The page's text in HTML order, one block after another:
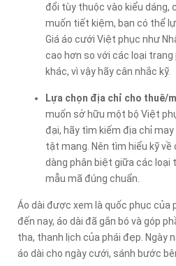
đổi tùy thuộc vào kiểu dáng,
muốn tiết kiệm, bạn có thể
Giá áo cưới Việt phục như
cao hơn so với các loại
khác, vì vậy hãy cân nhắc kỹ.
Lựa chọn địa chỉ cho thuê/
muốn sở hữu một bộ Việt
đại, hãy tìm kiếm địa chỉ
tật mang. Nên tìm hiểu kỹ
dàng phân biệt giữa các loại
mẫu mã đúng chuẩn.
Áo dài được xem là quốc phục của
đến nay, áo dài đã gắn bó và góp
tha, thanh lịch của phái đẹp. Ngày
áo dài cho ngày cưới, sánh bước